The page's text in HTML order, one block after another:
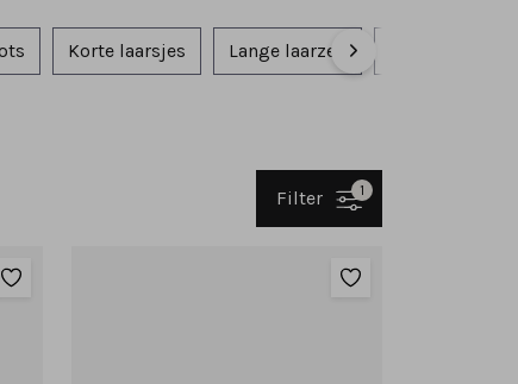
Korte laarsjes Lange laarzen
1
Filter